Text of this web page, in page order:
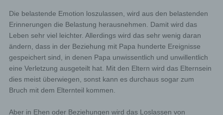
Die belastende Emotion loszulassen, wird aus den belastenden
Erinnerungen die Belastung herausnehmen. Damit wird das
Leben sehr viel leichter. Allerdings wird das sehr wenig daran
ändern, dass in der Beziehung mit Papa hunderte Ereignisse
gespeichert sind, in denen Papa unwissentlich und unwillentlich
eine Verletzung ausgeteilt hat. Mit den Eltern wird das Elternsein
dies meist überwiegen, sonst kann es durchaus sogar zum
Bruch mit dem Elternteil kommen.
Aber in Ehen oder Beziehungen wird das Loslassen von